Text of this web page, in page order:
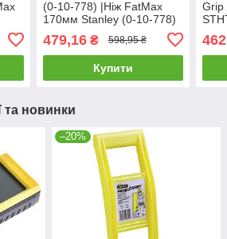
(0-10-778) |Ніж FatMax
170мм Stanley (0-10-778)
479,16₴ 598,95 ₴
Купити
Grip
та новинки
–20%